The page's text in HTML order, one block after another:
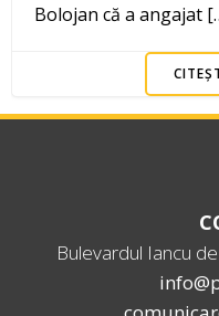
Bolojan că a angajat
Bulevardul Iancu